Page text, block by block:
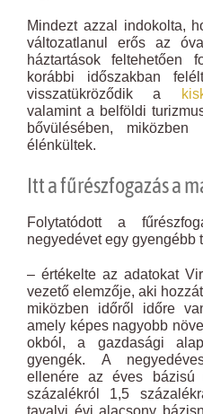
Mindezt azzal indokolta,
változatlanul erős az
háztartások feltehetően
korábbi időszakban
visszatükröződik a
valamint a belföldi
bővülésében,
élénkültek.
Itt a fűrészfogazás a
Folytatódott a
negyedévet egy gyengébb
– értékelte az adatokat
vezető elemzője, aki
miközben időről időre
amely képes nagyobb
okból, a gazdasági
gyengék. A
ellenére az éves bázisú
százalékról 1,5